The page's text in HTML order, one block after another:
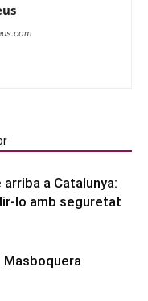
a Catalunya:
lo amb seguretat
Masboquera